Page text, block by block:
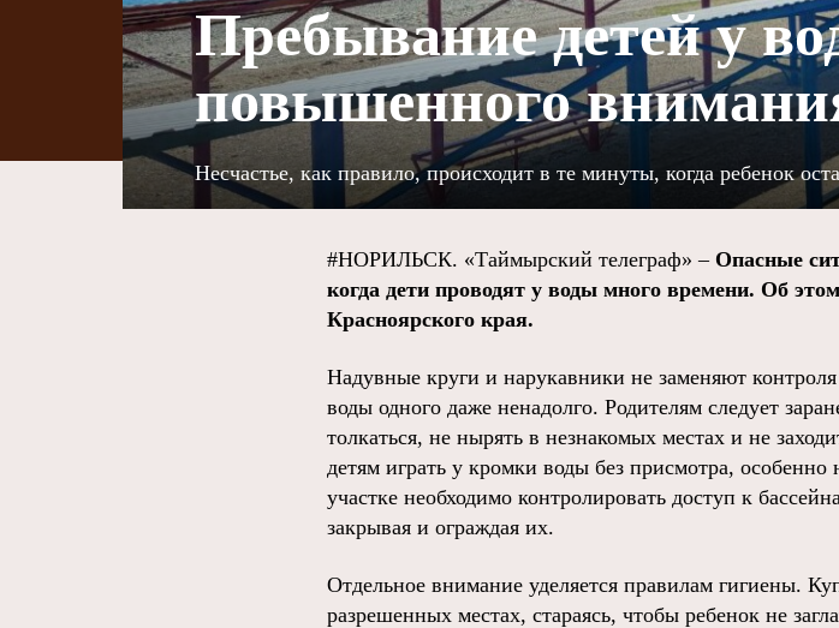
Пребывание детей у
повышенного
Несчастье, как правило, происходит в те минуты, когда ребенок
#НОРИЛЬСК. «Таймырский телеграф» –Опасные
когда дети проводят у воды много времени. Об этом
Красноярского края.
Надувные круги и нарукавники не заменяют
воды одного даже ненадолго. Родителям следует
толкаться, не нырять в незнакомых местах и не
детям играть у кромки воды без присмотра,
участке необходимо контролировать доступ к
закрывая и ограждая их.
Отдельное внимание уделяется правилам гигиены.
разрешенных местах, стараясь, чтобы ребенок не